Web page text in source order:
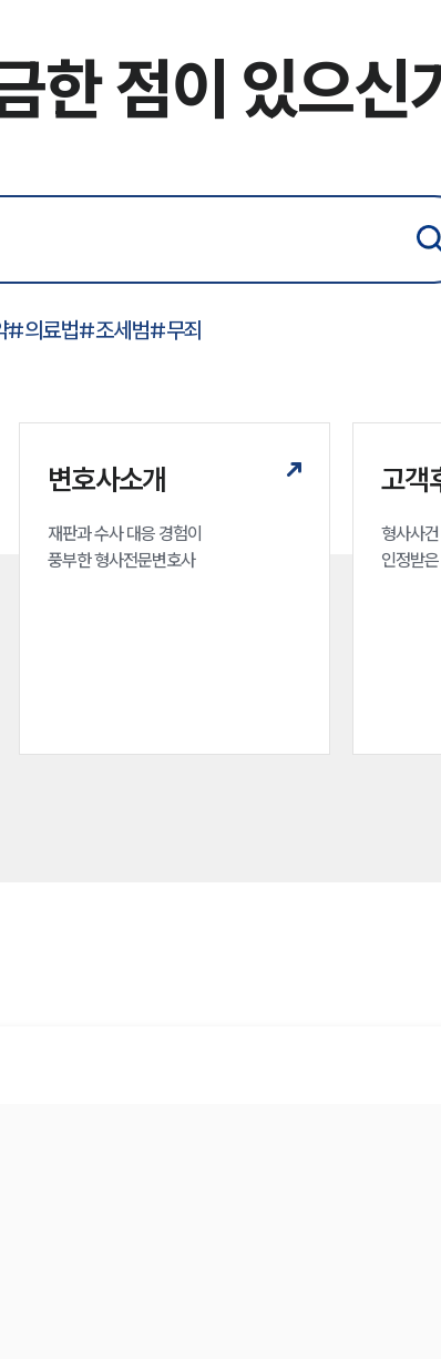
법
대륜
한 점이 있으신
#의료법#조세범#무죄
변호사소개
재판과 수사 대응 경험이
풍부한 형사전문변호사
고객
형사사
인정받